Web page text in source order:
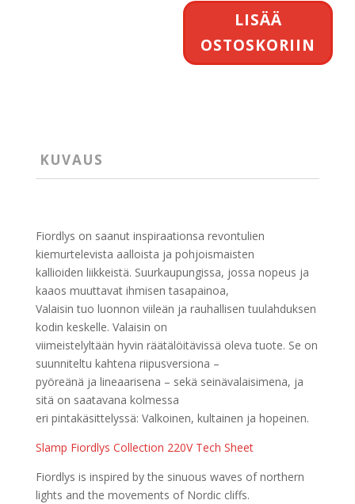
Fiordlys
Suspension
Linear
–
LISÄÄ
OSTOSKORIIN
KUVAUS
Fiordlys on saanut inspiraationsa revontulien
kiemurtelevista aalloista ja pohjoismaisten
kallioiden liikkeistä. Suurkaupungissa, jossa nopeus ja
kaaos muuttavat ihmisen tasapainoa,
Valaisin tuo luonnon viileän ja rauhallisen tuulahduksen
kodin keskelle. Valaisin on
viimeistelyltään hyvin räätälöitävissä oleva tuote. Se on
suunniteltu kahtena riipusversiona –
pyöreänä ja lineaarisena – sekä seinävalaisimena, ja
sitä on saatavana kolmessa
eri pintakäsittelyssä: Valkoinen, kultainen ja hopeinen.
Slamp Fiordlys Collection 220V Tech Sheet
Fiordlys is inspired by the sinuous waves of northern
lights and the movements of Nordic cliffs.